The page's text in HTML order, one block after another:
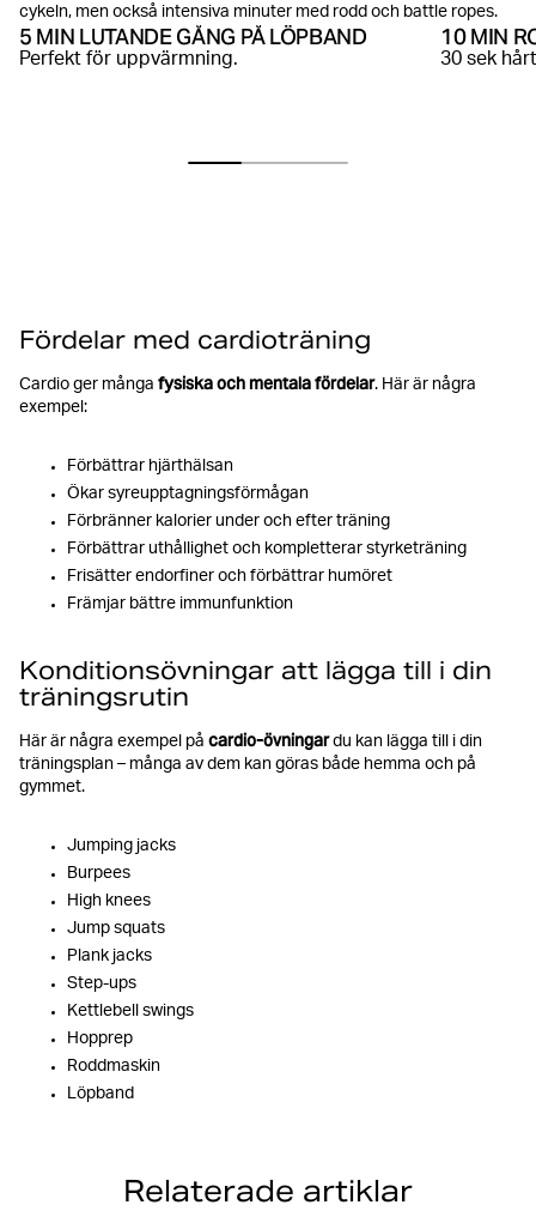
cykeln, men också intensiva minuter med rodd och battle ropes.
5 MIN LUTANDE GÅNG PÅ LÖPBAND
Perfekt för uppvärmning.
10 MIN
30 sek
Fördelar med cardioträning
Cardio ger många fysiska och mentala fördelar. Här är några
exempel:
Förbättrar hjärthälsan
Ökar syreupptagningsförmågan
Förbränner kalorier under och efter träning
Förbättrar uthållighet och kompletterar styrketräning
Frisätter endorfiner och förbättrar humöret
Främjar bättre immunfunktion
Konditionsövningar att lägga till i din
träningsrutin
Här är några exempel på cardio-övningardu kan lägga till i din
träningsplan – många av dem kan göras både hemma och på
gymmet.
Jumping jacks
Burpees
High knees
Jump squats
Plank jacks
Step-ups
Kettlebell swings
Hopprep
Roddmaskin
Löpband
Relaterade artiklar